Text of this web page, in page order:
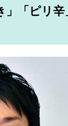
「ピリ辛